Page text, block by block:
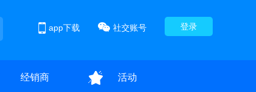
登录
社交账号
app下载
经销商 活动